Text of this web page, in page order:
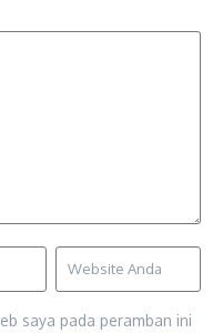
saya pada peramban ini